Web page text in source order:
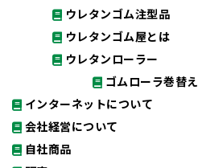
ウレタンゴム注型品
ウレタンゴム屋とは
ウレタンローラー
ゴムローラ巻替え
インターネットについて
会社経営について
自社商品